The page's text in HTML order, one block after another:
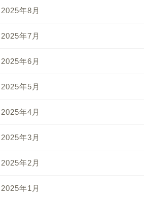
2025年8月
2025年7月
2025年6月
2025年5月
2025年4月
2025年3月
2025年2月
2025年1月